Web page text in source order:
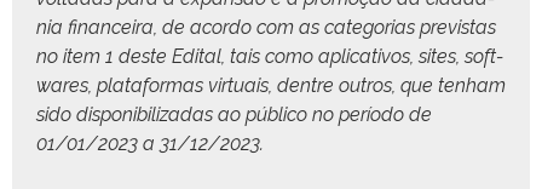
nia finan­ceira, de acor­do com as cat­e­go­rias pre­vis­tas
no item 1 deste Edi­tal, tais como aplica­tivos, sites, soft­
wares, platafor­mas vir­tu­ais, den­tre out­ros, que ten­ham
sido disponi­bi­lizadas ao públi­co no perío­do de
01/01/2023 a 31/12/2023.